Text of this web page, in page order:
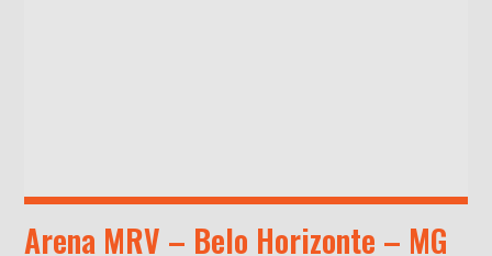
Arena MRV – Belo Horizonte – MG